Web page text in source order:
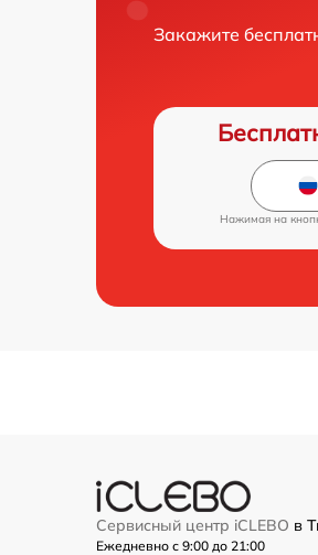
Закажите
Нажимая на
Сервисный центр iCLEBO в
Ежедневно с 9:00 до 21:00